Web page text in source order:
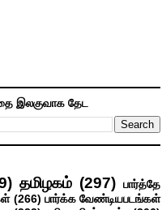
இலகுவாக தேட
தமிழகம் (297) பார்த்தே
(266) பார்க்க வேண்டியபடங்கள்